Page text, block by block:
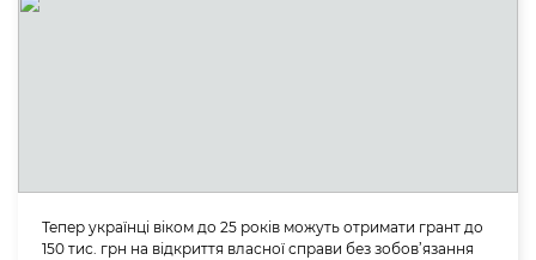
Тепер українці віком до 25 років можуть отримати грант до
150 тис. грн на відкриття власної справи без зобов’язання